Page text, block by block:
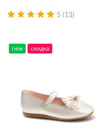
5 (13)
new скидка